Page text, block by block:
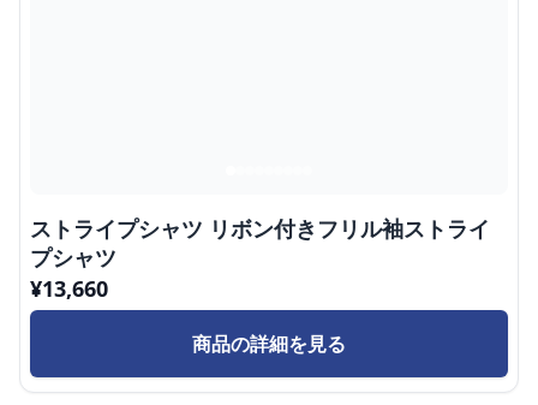
ストライプシャツ リボン付きフリル袖ストライ
プシャツ
¥13,660
商品の詳細を見る